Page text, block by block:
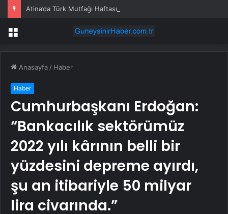
Atina’da Türk Mutfağı Haftası: Sofrada Miras
Menü
Anasayfa / Haber
Haber
Cumhurbaşkanı Erdoğan:
“Bankacılık sektörümüz
2022 yılı kârının belli bir
yüzdesini depreme ayırdı,
şu an itibariyle 50 milyar
lira civarında.”